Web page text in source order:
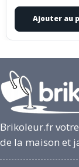
Ajouter au
Brikoleur.fr
de la maison et